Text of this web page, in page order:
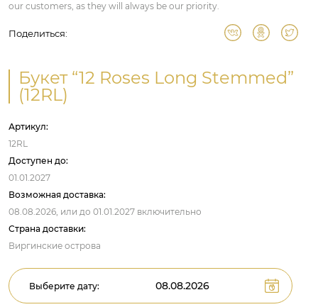
our customers, as they will always be our priority.
Поделиться:
Букет “12 Roses Long Stemmed”
(12RL)
Артикул:
12RL
Доступен до:
01.01.2027
Возможная доставка:
08.08.2026, или до 01.01.2027 включительно
Страна доставки:
Виргинские острова
Выберите дату: